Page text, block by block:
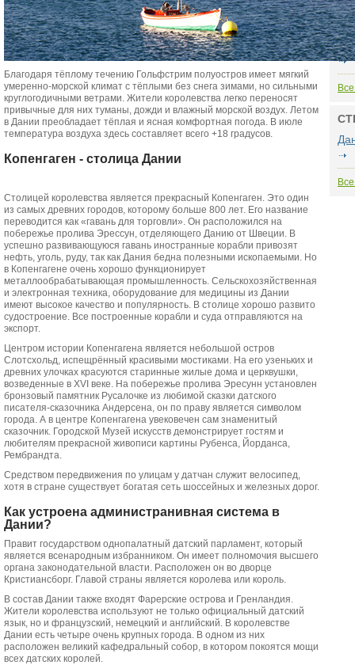
Благодаря тёплому течению Гольфстрим полуостров имеет мягкий
умеренно-морской климат с тёплыми без снега зимами, но сильными
круглогодичными ветрами. Жители королевства легко переносят
привычные для них туманы, дожди и влажный морской воздух. Летом
в Дании преобладает тёплая и ясная комфортная погода. В июле
температура воздуха здесь составляет всего +18 градусов.
Копенгаген - столица Дании
Столицей королевства является прекрасный Копенгаген. Это один
из самых древних городов, которому больше 800 лет. Его название
переводится как «гавань для торговли». Он расположился на
побережье пролива Эрессун, отделяющего Данию от Швеции. В
успешно развивающуюся гавань иностранные корабли привозят
нефть, уголь, руду, так как Дания бедна полезными ископаемыми. Но
в Копенгагене очень хорошо функционирует
металлообрабатывающая промышленность. Сельскохозяйственная
и электронная техника, оборудование для медицины из Дании
имеют высокое качество и популярность. В столице хорошо развито
судостроение. Все построенные корабли и суда отправляются на
экспорт.
Центром истории Копенгагена является небольшой остров
Слотсхольд, испещрённый красивыми мостиками. На его узеньких и
древних улочках красуются старинные жилые дома и церквушки,
возведенные в XVI веке. На побережье пролива Эресунн установлен
бронзовый памятник Русалочке из любимой сказки датского
писателя-сказочника Андерсена, он по праву является символом
города. А в центре Копенгагена увековечен сам знаменитый
сказочник. Городской Музей искусств демонстрирует гостям и
любителям прекрасной живописи картины Рубенса, Йорданса,
Рембрандта.
Средством передвижения по улицам у датчан служит велосипед,
хотя в стране существует богатая сеть шоссейных и железных дорог.
Как устроена администранивная система в
Дании?
Правит государством однопалатный датский парламент, который
является всенародным избранником. Он имеет полномочия высшего
органа законодательной власти. Расположен он во дворце
Кристиансборг. Главой страны является королева или король.
В состав Дании также входят Фарерские острова и Гренландия.
Жители королевства используют не только официальный датский
язык, но и французский, немецкий и английский. В королевстве
Дании есть четыре очень крупных города. В одном из них
расположен великий кафедральный собор, в котором покоятся мощи
всех датских королей.